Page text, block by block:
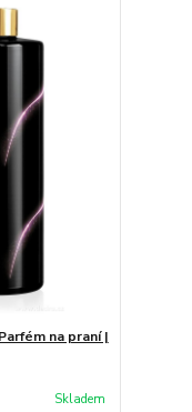
na praní |
Skladem